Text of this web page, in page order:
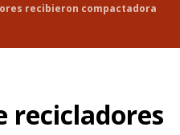
recibieron compactadora
recicladores